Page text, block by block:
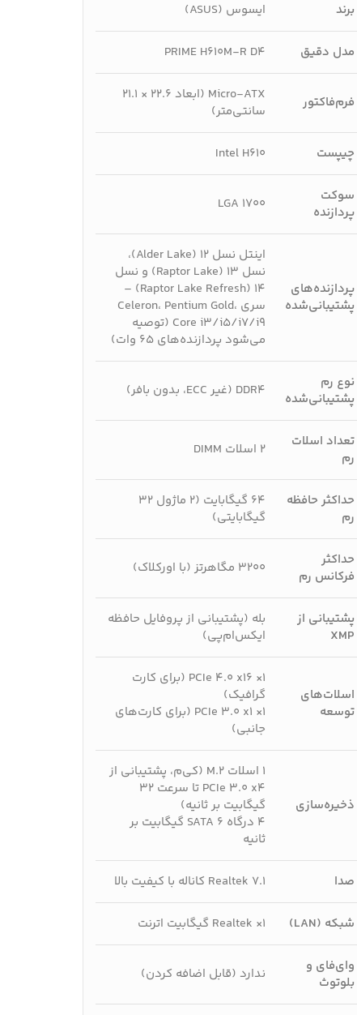
برند ایسوس (ASUS)
مدل دقیق PRIME H610M-R D4
فرم‌فاکتور
Micro-ATX (ابعاد ۲۲.۶ × ۲۱.۱
سانتی‌متر)
چیپست Intel H610
سوکت
پردازنده
LGA 1700
پردازنده‌های
پشتیبانی‌شده
اینتل نسل ۱۲ (Alder Lake)،
نسل ۱۳ (Raptor Lake) و نسل
۱۴ (Raptor Lake Refresh) –
سری Celeron، Pentium Gold،
Core i3/i5/i7/i9 (توصیه
می‌شود پردازنده‌های ۶۵ وات)
نوع رم
پشتیبانی‌شده
DDR4 (غیر ECC، بدون بافر)
تعداد اسلات
رم
۲ اسلات DIMM
حداکثر حافظه
رم
۶۴ گیگابایت (۲ ماژول ۳۲
گیگابایتی)
حداکثر
فرکانس رم
۳۲۰۰ مگاهرتز (با اورکلاک)
پشتیبانی از
XMP
بله (پشتیبانی از پروفایل حافظه
ایکس‌ام‌پی)
اسلات‌های
توسعه
۱× PCIe 4.0 x16 (برای کارت
گرافیک)
۱× PCIe 3.0 x1 (برای کارت‌های
جانبی)
ذخیره‌سازی
۱ اسلات M.2 (کی‌م، پشتیبانی از
PCIe 3.0 x4 تا سرعت ۳۲
گیگابیت بر ثانیه)
۴ درگاه SATA 6 گیگابیت بر
ثانیه
صدا Realtek 7.1 کاناله با کیفیت بالا
شبکه (LAN) ۱× Realtek گیگابیت اترنت
وای‌فای و
بلوتوث
ندارد (قابل اضافه کردن)